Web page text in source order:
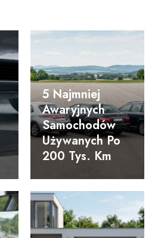
5 Najmniej
Awaryjnych
Samochodów
Używanych Po
200 Tys. Km